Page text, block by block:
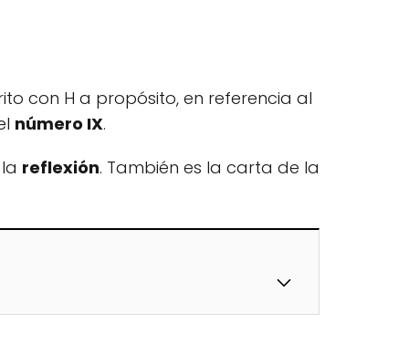
con H a propósito, en referencia al
número IX.
reflexión. También es la carta de la